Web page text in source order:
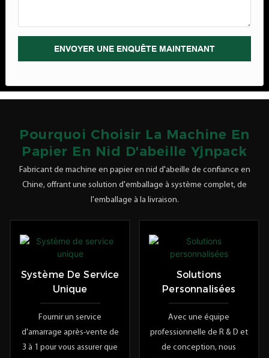
ENVOYER UNE ENQUÊTE MAINTENANT
personnalisées et couleurs et
couleurs personnalisées et
personnalisées et couleurs et et
couleurs personnalisées et
couleurs et et couleurs
personnalisées et couleurs et cou
Pourquoi Choisir La Machine En
Papier En Nid D'abeille Yjnpack
Fabricant de machine en papier en nid d'abeille de confiance en
Chine, offrant une solution d'emballage à système complet, de
l'emballage à la livraison.
Système De Service
Unique
Fournir un service
d'amarrage après-vente de
3 à 1 pour vous assurer que
Solutions
Personnalisées
Avec une équipe
professionnelle de R & D et
de conception, nous